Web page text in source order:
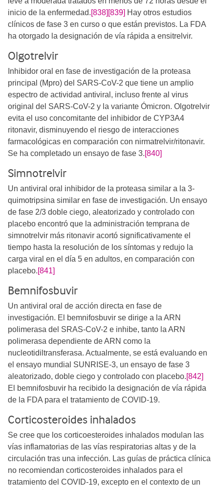
inicio de la enfermedad.[838] [839] ​​​​ Hay otros estudios
clínicos de fase 3 en curso o que están previstos. La FDA
ha otorgado la designación de vía rápida a ensitrelvir.
Olgotrelvir
Inhibidor oral en fase de investigación de la proteasa
principal (Mpro) del SARS-CoV-2 que tiene un amplio
espectro de actividad antiviral, incluso frente al virus
original del SARS-CoV-2 y la variante Ómicron. Olgotrelvir
evita el uso concomitante del inhibidor de CYP3A4
ritonavir, disminuyendo el riesgo de interacciones
farmacológicas en comparación con nirmatrelvir/ritonavir.
Se ha completado un ensayo de fase 3.[840]
Simnotrelvir
Un antiviral oral inhibidor de la proteasa similar a la 3-
quimotripsina similar en fase de investigación. Un ensayo
de fase 2/3 doble ciego, aleatorizado y controlado con
placebo encontró que la administración temprana de
simnotrelvir más ritonavir acortó significativamente el
tiempo hasta la resolución de los síntomas y redujo la
carga viral en el día 5 en adultos, en comparación con
placebo.[841]
Bemnifosbuvir
Un antiviral oral de acción directa en fase de
investigación. El bemnifosbuvir se dirige a la ARN
polimerasa del SRAS-CoV-2 e inhibe, tanto la ARN
polimerasa dependiente de ARN como la
nucleotidiltransferasa. Actualmente, se está evaluando en
el ensayo mundial SUNRISE-3, un ensayo de fase 3
aleatorizado, doble ciego y controlado con placebo.[842]
El bemnifosbuvir ha recibido la designación de vía rápida
de la FDA para el tratamiento de COVID-19.
Corticosteroides inhalados
Se cree que los corticoesteroides inhalados modulan las
vías inflamatorias de las vías respiratorias altas y de la
circulación tras una infección. Las guías de práctica clínica
no recomiendan corticosteroides inhalados para el
tratamiento del COVID-19, excepto en el contexto de un